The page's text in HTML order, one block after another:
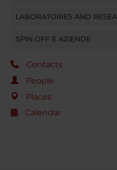
LABORATORIES AND
SPIN OFF E AZIENDE
Contacts
People
Places
Calendar